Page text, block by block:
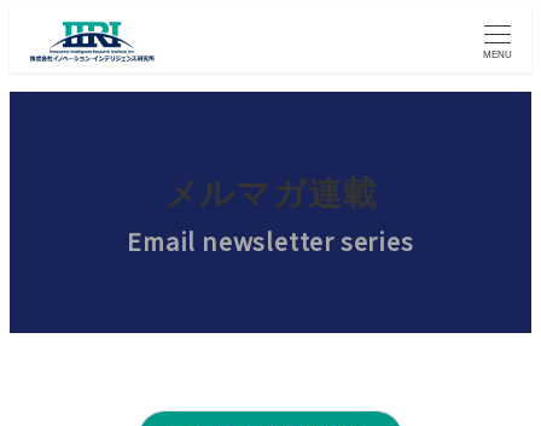
MENU
メルマガ連載
Email newsletter series